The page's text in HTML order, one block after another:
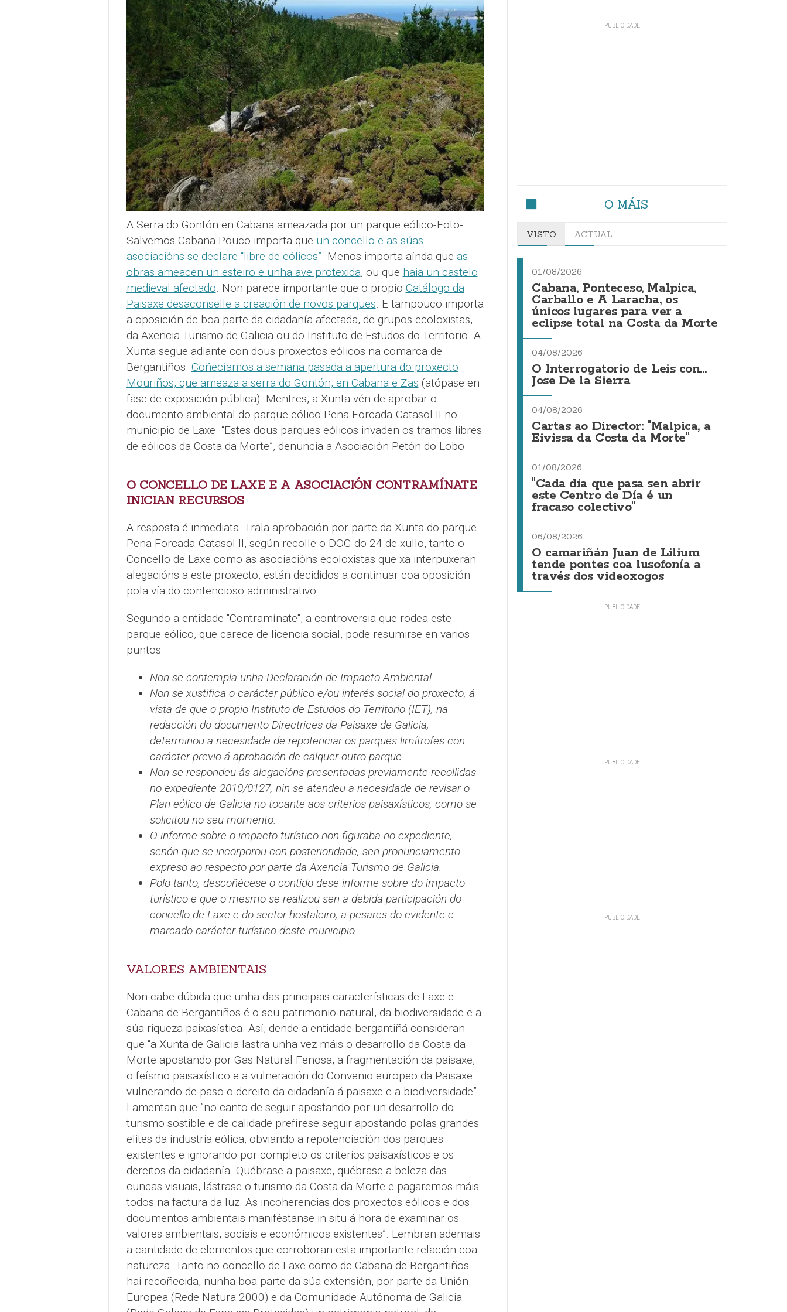
A Serra do Gontón en Cabana ameazada por un parque eólico-Foto-
Salvemos Cabana Pouco importa que un concello e as súas
asociacións se declare “libre de eólicos”. Menos importa aínda que as
obras ameacen un esteiro e unha ave protexida, ou que haia un castelo
medieval afectado. Non parece importante que o propio Catálogo da
Paisaxe desaconselle a creación de novos parques. E tampouco importa
a oposición de boa parte da cidadanía afectada, de grupos ecoloxistas,
da Axencia Turismo de Galicia ou do Instituto de Estudos do Territorio. A
Xunta segue adiante con dous proxectos eólicos na comarca de
Bergantiños. Coñecíamos a semana pasada a apertura do proxecto
Mouriños, que ameaza a serra do Gontón, en Cabana e Zas (atópase en
fase de exposición pública). Mentres, a Xunta vén de aprobar o
documento ambiental do parque eólico Pena Forcada-Catasol II no
municipio de Laxe. “Estes dous parques eólicos invaden os tramos libres
de eólicos da Costa da Morte”, denuncia a Asociación Petón do Lobo.
O CONCELLO DE LAXE E A ASOCIACIÓN CONTRAMÍNATE
INICIAN RECURSOS
A resposta é inmediata. Trala aprobación por parte da Xunta do parque
Pena Forcada-Catasol II, según recolle o DOG do 24 de xullo, tanto o
Concello de Laxe como as asociacións ecoloxistas que xa interpuxeran
alegacións a este proxecto, están decididos a continuar coa oposición
pola vía do contencioso administrativo.
Segundo a entidade "Contramínate", a controversia que rodea este
parque eólico, que carece de licencia social, pode resumirse en varios
puntos:
Non se contempla unha Declaración de Impacto Ambiental.
Non se xustifica o carácter público e/ou interés social do proxecto, á
vista de que o propio Instituto de Estudos do Territorio (IET), na
redacción do documento Directrices da Paisaxe de Galicia,
determinou a necesidade de repotenciar os parques limítrofes con
carácter previo á aprobación de calquer outro parque.
Non se respondeu ás alegacións presentadas previamente recollidas
no expediente 2010/0127, nin se atendeu a necesidade de revisar o
Plan eólico de Galicia no tocante aos criterios paisaxísticos, como se
solicitou no seu momento.
O informe sobre o impacto turístico non figuraba no expediente,
senón que se incorporou con posterioridade, sen pronunciamento
expreso ao respecto por parte da Axencia Turismo de Galicia.
Polo tanto, descoñécese o contido dese informe sobre do impacto
turístico e que o mesmo se realizou sen a debida participación do
concello de Laxe e do sector hostaleiro, a pesares do evidente e
marcado carácter turístico deste municipio.
VALORES AMBIENTAIS
Non cabe dúbida que unha das principais características de Laxe e
Cabana de Bergantiños é o seu patrimonio natural, da biodiversidade e a
súa riqueza paixasística. Así, dende a entidade bergantiñá consideran
que “a Xunta de Galicia lastra unha vez máis o desarrollo da Costa da
Morte apostando por Gas Natural Fenosa, a fragmentación da paisaxe,
o feísmo paisaxístico e a vulneración do Convenio europeo da Paisaxe
vulnerando de paso o dereito da cidadanía á paisaxe e a biodiversidade”.
Lamentan que ”no canto de seguir apostando por un desarrollo do
turismo sostible e de calidade prefírese seguir apostando polas grandes
elites da industria eólica, obviando a repotenciación dos parques
existentes e ignorando por completo os criterios paisaxísticos e os
dereitos da cidadanía. Québrase a paisaxe, québrase a beleza das
cuncas visuais, lástrase o turismo da Costa da Morte e pagaremos máis
todos na factura da luz. As incoherencias dos proxectos eólicos e dos
documentos ambientais maniféstanse in situ á hora de examinar os
valores ambientais, sociais e económicos existentes”. Lembran ademais
a cantidade de elementos que corroboran esta importante relación coa
natureza. Tanto no concello de Laxe como de Cabana de Bergantiños
hai recoñecida, nunha boa parte da súa extensión, por parte da Unión
Europea (Rede Natura 2000) e da Comunidade Autónoma de Galicia
O MÁIS
VISTO ACTUAL
01/08/2026
Cabana, Ponteceso, Malpica,
Carballo e A Laracha, os
únicos lugares para ver a
eclipse total na Costa da Morte
04/08/2026
O Interrogatorio de Leis con...
Jose De la Sierra
04/08/2026
Cartas ao Director: "Malpica, a
Eivissa da Costa da Morte"
01/08/2026
"Cada día que pasa sen abrir
este Centro de Día é un
fracaso colectivo"
06/08/2026
O camariñán Juan de Lilium
tende pontes coa lusofonía a
través dos videoxogos